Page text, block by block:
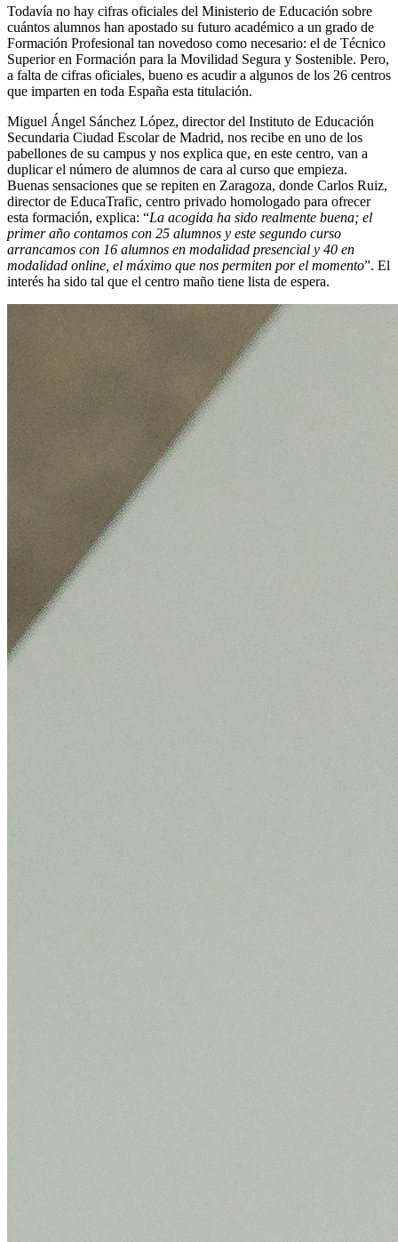
Todavía no hay cifras oficiales del Ministerio de Educación sobre
cuántos alumnos han apostado su futuro académico a un grado de
Formación Profesional tan novedoso como necesario: el de Técnico
Superior en Formación para la Movilidad Segura y Sostenible. Pero,
a falta de cifras oficiales, bueno es acudir a algunos de los 26 centros
que imparten en toda España esta titulación.
Miguel Ángel Sánchez López, director del Instituto de Educación
Secundaria Ciudad Escolar de Madrid, nos recibe en uno de los
pabellones de su campus y nos explica que, en este centro, van a
duplicar el número de alumnos de cara al curso que empieza.
Buenas sensaciones que se repiten en Zaragoza, donde Carlos Ruiz,
director de EducaTrafic, centro privado homologado para ofrecer
esta formación, explica: “La acogida ha sido realmente buena; el
primer año contamos con 25 alumnos y este segundo curso
arrancamos con 16 alumnos en modalidad presencial y 40 en
modalidad online, el máximo que nos permiten por el momento”. El
interés ha sido tal que el centro maño tiene lista de espera.